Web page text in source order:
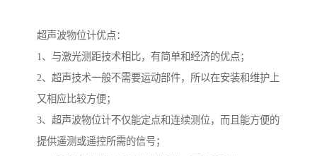
超声波物位计优点：
1、与激光测距技术相比，有简单和经济的优点；
2、超声技术一般不需要运动部件，所以在安装和维护上
又相应比较方便；
3、超声波物位计不仅能定点和连续测位，而且能方便的
提供遥测或遥控所需的信号；